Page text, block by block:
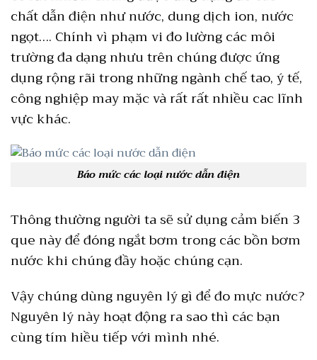
chất dẫn điện như nước, dung dịch ion, nước
ngọt…. Chính vì phạm vi đo lường các môi
trường đa dạng nhưu trên chúng được ứng
dụng rộng rãi trong những ngành chế tao, ý tế,
công nghiệp may mặc và rất rất nhiều cac lĩnh
vực khác.
Báo mức các loại nước dẫn điện
Thông thường người ta sẽ sử dụng cảm biến 3
que này để đóng ngắt bơm trong các bồn bơm
nước khi chúng đầy hoặc chúng cạn.
Vậy chúng dùng nguyên lý gì để đo mực nước?
Nguyên lý này hoạt động ra sao thì các bạn
cùng tím hiều tiếp với mình nhé.